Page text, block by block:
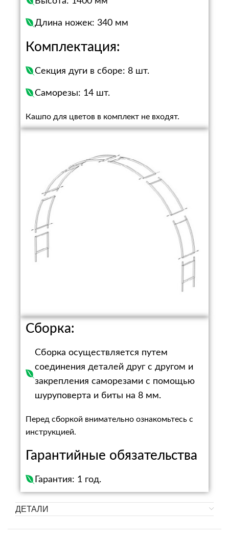
Длина ножек: 340 мм
Комплектация:
Секция дуги в сборе: 8 шт.
Саморезы: 14 шт.
Кашпо для цветов в комплект не входят.
Сборка:
Сборка осуществляется путем
соединения деталей друг с другом и
закрепления саморезами с помощью
шуруповерта и биты на 8 мм.
Перед сборкой внимательно ознакомьтесь с
инструкцией.
Гарантийные обязательства
Гарантия: 1 год.
ДЕТАЛИ